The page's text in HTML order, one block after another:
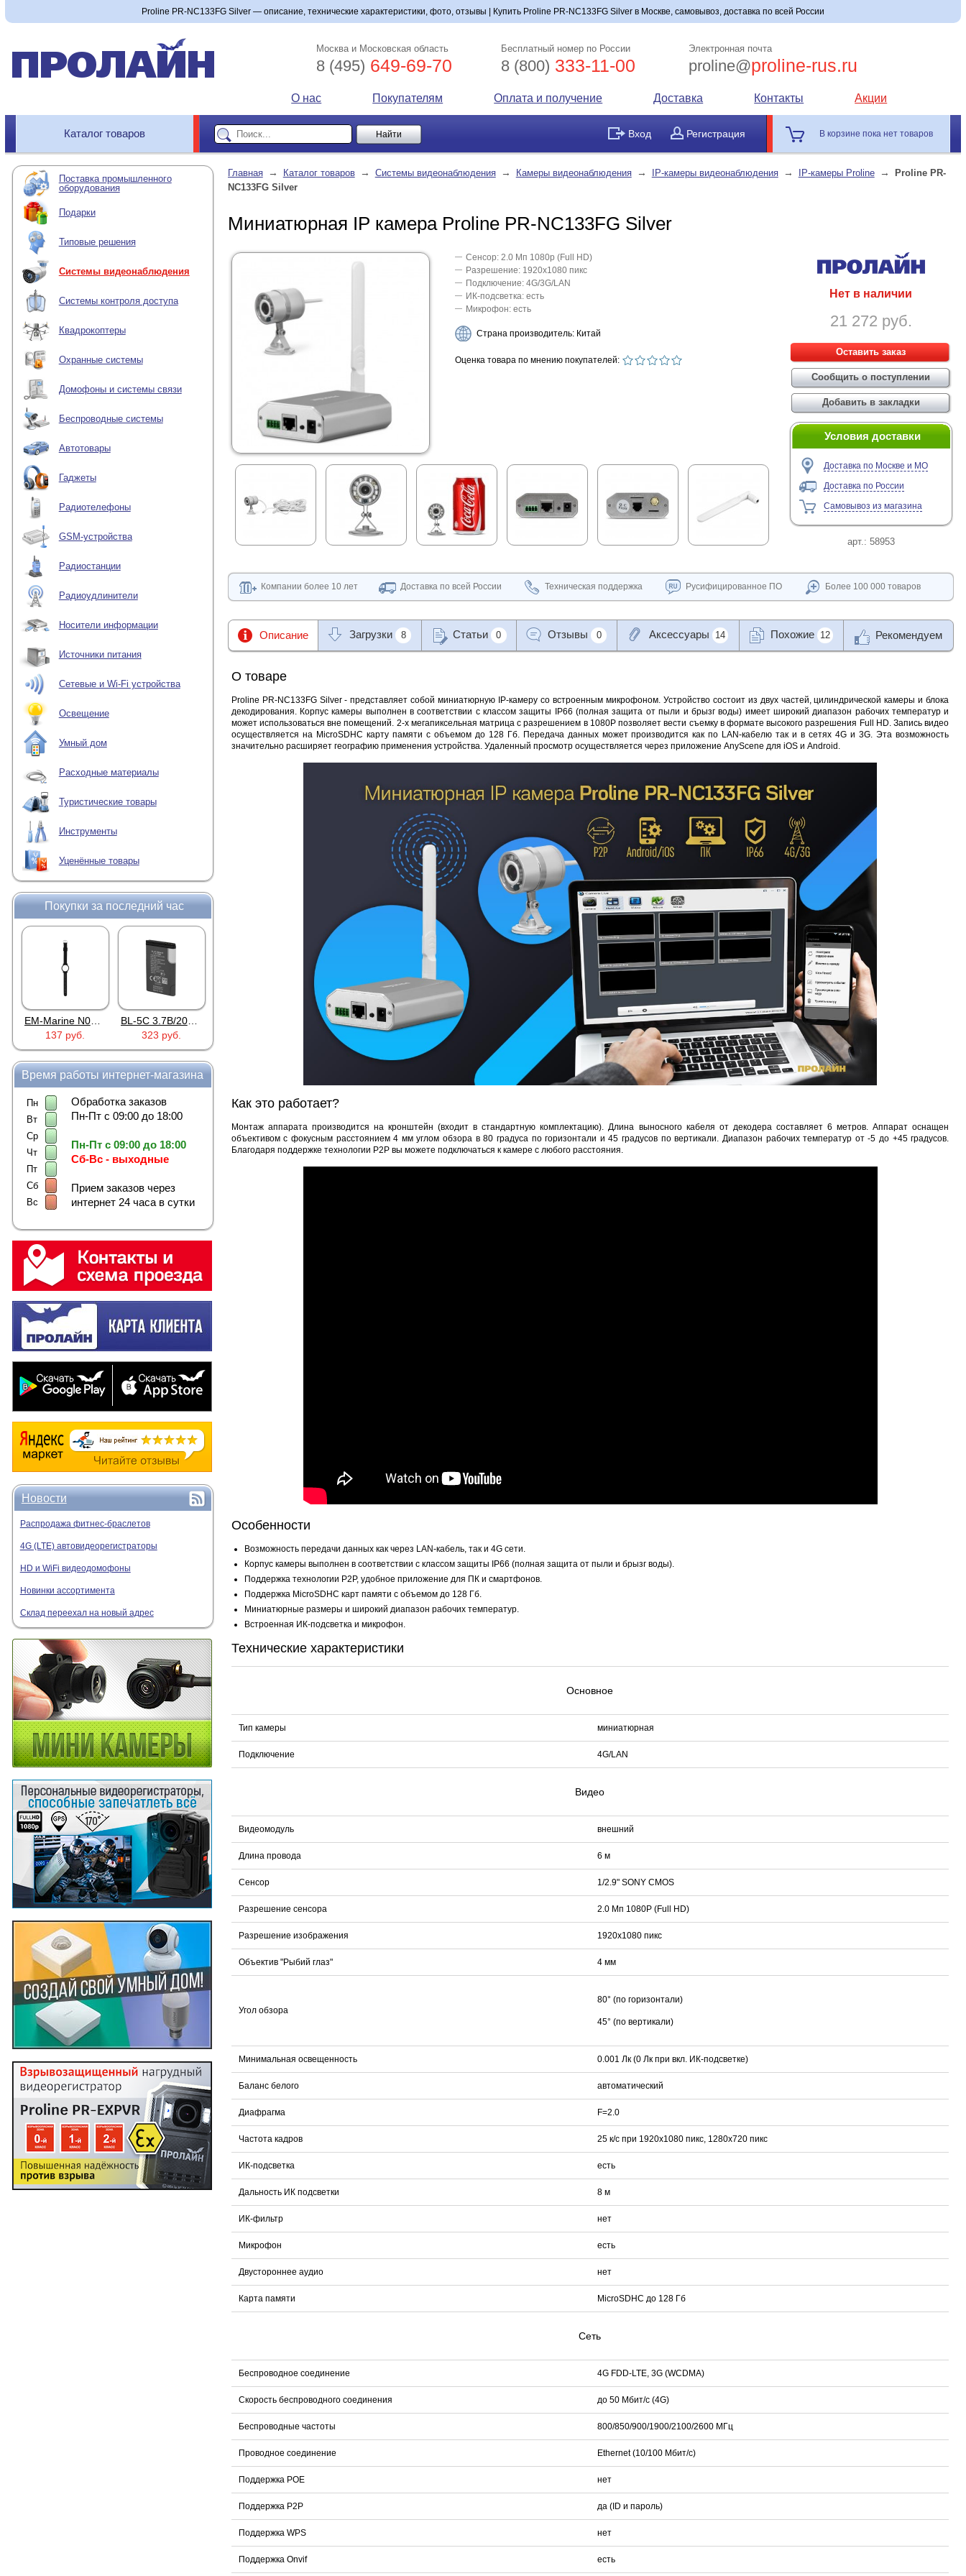
Proline PR-NC133FG Silver — описание, технические характеристики, фото, отзывы | Купить Proline PR-NC133FG Silver в Москве, самовывоз, доставка по всей России
Москва и Московская область
8 (495) 649-69-70
Бесплатный номер по России
8 (800) 333-11-00
Электронная почта
proline@proline-rus.ru
О нас Покупателям Оплата и получение Доставка Контакты Акции
Каталог товаров Вход Регистрация В корзине пока нет товаров
Поставка промышленного
оборудования
Подарки
Типовые решения
Системы видеонаблюдения
Системы контроля доступа
Квадрокоптеры
Охранные системы
Домофоны и системы связи
Беспроводные системы
Автотовары
Гаджеты
Радиотелефоны
GSM-устройства
Радиостанции
Радиоудлинители
Носители информации
Источники питания
Сетевые и Wi-Fi устройства
Освещение
Умный дом
Расходные материалы
Туристические товары
Инструменты
Уценённые товары
Покупки за последний час
EM-Marine N006BB
BL-5C 3.7В/2000мАч
6 137 руб.
HOCO S28 Dawn White
Proline PR-IM2045FCX
3 291 руб.
Proline PR-NVR5116
7 635 руб.
Sonoff WTS01 (RJ9)
468 руб.
Sonoff THR316 Origin
1 048 руб.
Car OBD Power Adapter MU0530
651 руб.
Proline PR-F430
Время работы интернет-магазина
Пн
Вт
Ср
Чт
Пт
Сб
Вс
Обработка заказов
Пн-Пт с 09:00 до 18:00
Пн-Пт с 09:00 до 18:00
Сб-Вс - выходные
Прием заказов через
интернет 24 часа в сутки
Новости
Распродажа фитнес-браслетов
4G (LTE) автовидеорегистраторы
HD и WiFi видеодомофоны
Новинки ассортимента
Склад переехал на новый адрес
Главная → Каталог товаров → Системы видеонаблюдения → Камеры видеонаблюдения → IP-камеры видеонаблюдения → IP-камеры Proline →
Proline PR-
NC133FG Silver
Миниатюрная IP камера Proline PR-NC133FG Silver
Сенсор: 2.0 Мп 1080p (Full HD)
Разрешение: 1920x1080 пикс
Подключение: 4G/3G/LAN
ИК-подсветка: есть
Микрофон: есть
Страна производитель: Китай
Оценка товара по мнению покупателей:
Нет в наличии
21 272 руб.
Условия доставки
Доставка по Москве и МО
Доставка по России
Самовывоз из магазина
арт.: 58953
Компании более 10 лет Доставка по всей России Техническая поддержка Русифицированное ПО Более 100 000 товаров
Описание Загрузки 8 Статьи 0 Отзывы 0 Аксессуары 14 Похожие 12 Рекомендуем
О товаре
Proline PR-NC133FG Silver - представляет собой миниатюрную IP-камеру со встроенным микрофоном. Устройство состоит из двух частей, цилиндрической камеры и блока
декодирования. Корпус камеры выполнен в соответствии с классом защиты IP66 (полная защита от пыли и брызг воды) имеет широкий диапазон рабочих температур и
может использоваться вне помещений. 2-х мегапиксельная матрица с разрешением в 1080P позволяет вести съемку в формате высокого разрешения Full HD. Запись видео
осуществляется на MicroSDHC карту памяти с объемом до 128 Гб. Передача данных может производится как по LAN-кабелю так и в сетях 4G и 3G. Эта возможность
значительно расширяет географию применения устройства. Удаленный просмотр осуществляется через приложение AnyScene для iOS и Android.
Как это работает?
Монтаж аппарата производится на кронштейн (входит в стандартную комплектацию). Длина выносного кабеля от декодера составляет 6 метров. Аппарат оснащен
объективом с фокусным расстоянием 4 мм углом обзора в 80 градуса по горизонтали и 45 градусов по вертикали. Диапазон рабочих температур от -5 до +45 градусов.
Благодаря поддержке технологии P2P вы можете подключаться к камере с любого расстояния.
Особенности
Возможность передачи данных как через LAN-кабель, так и 4G сети.
Корпус камеры выполнен в соответствии с классом защиты IP66 (полная защита от пыли и брызг воды).
Поддержка технологии P2P, удобное приложение для ПК и смартфонов.
Поддержка MicroSDHC карт памяти с объемом до 128 Гб.
Миниатюрные размеры и широкий диапазон рабочих температур.
Встроенная ИК-подсветка и микрофон.
Технические характеристики
Основное
Тип камеры миниатюрная
Подключение 4G/LAN
Видео
Видеомодуль внешний
Длина провода 6 м
Сенсор 1/2.9" SONY CMOS
Разрешение сенсора 2.0 Мп 1080P (Full HD)
Разрешение изображения 1920x1080 пикс
Объектив "Рыбий глаз" 4 мм
Угол обзора
80° (по горизонтали)
45° (по вертикали)
Минимальная освещенность 0.001 Лк (0 Лк при вкл. ИК-подсветке)
Баланс белого автоматический
Диафрагма F=2.0
Частота кадров 25 к/с при 1920x1080 пикс, 1280x720 пикс
ИК-подсветка есть
Дальность ИК подсветки 8 м
ИК-фильтр нет
Микрофон есть
Двустороннее аудио нет
Карта памяти MicroSDHC до 128 Гб
Сеть
Беспроводное соединение 4G FDD-LTE, 3G (WCDMA)
Скорость беспроводного соединения до 50 Мбит/с (4G)
Беспроводные частоты 800/850/900/1900/2100/2600 МГц
Проводное соединение Ethernet (10/100 Мбит/с)
Поддержка POE нет
Поддержка P2P да (ID и пароль)
Поддержка WPS нет
Поддержка Onvif есть